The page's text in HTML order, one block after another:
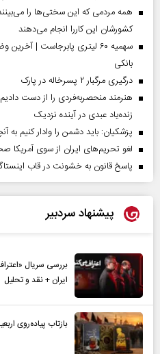
همه مردمی که این سختی‌ها را
کشورشان این کاررا انجام می‌دهند
سهمیه ۶۰ لیتری پابرجاست |
بانکی
درگیری مرگبار ۲ پسرخاله در پارک
زنده‌یاد عبدی در آینده نزدیک
پزشکیان: باید دشمن را وادار کنیم به
لغو تحریم‌های ایران از سوی آمریکا
پاسخ قانون به خشونت در قاب
پیشنهاد سردبیر
بررسی سریال
ایران + نقد و تحلیل
بازتاب پیاده‌روی